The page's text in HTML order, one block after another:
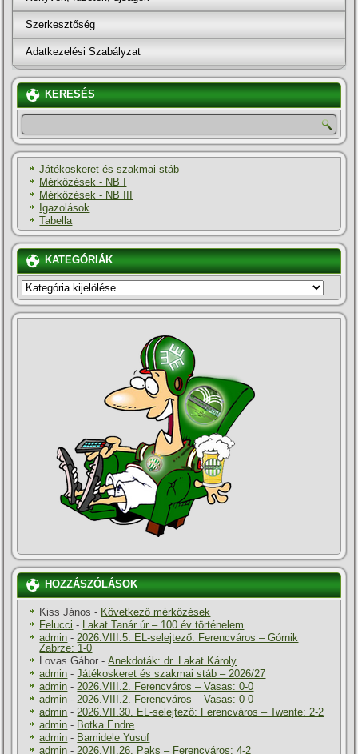
Szerkesztőség
Adatkezelési Szabályzat
KERESÉS
Játékoskeret és szakmai stáb
Mérkőzések - NB I
Mérkőzések - NB III
Igazolások
Tabella
KATEGÓRIÁK
KATEGÓRIÁK
HOZZÁSZÓLÁSOK
Kiss János - Következő mérkőzések
Felucci -
Lakat Tanár úr – 100 év történelem
admin - 2026.VIII.5. EL-selejtező: Ferencváros – Górnik
Zabrze: 1-0
Lovas Gábor -Anekdoták: dr. Lakat Károly
admin -Játékoskeret és szakmai stáb – 2026/27
admin - 2026.VIII.2. Ferencváros – Vasas: 0-0
admin - 2026.VIII.2. Ferencváros – Vasas: 0-0
admin - 2026.VII.30. EL-selejtező: Ferencváros – Twente: 2-2
admin - Botka Endre
admin - Bamidele Yusuf
admin - 2026.VII.26. Paks – Ferencváros: 4-2